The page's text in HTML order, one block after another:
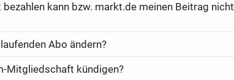
kann bzw. markt.de meinen Beitrag nicht
Abo ändern?
Mitgliedschaft kündigen?